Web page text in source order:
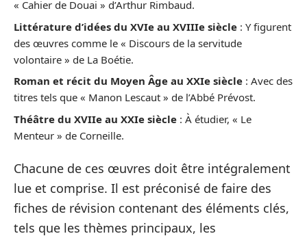
« Cahier de Douai » d’Arthur Rimbaud.
Littérature d’idées du XVIe au XVIIIe siècle : Y figurent
des œuvres comme le « Discours de la servitude
volontaire » de La Boétie.
Roman et récit du Moyen Âge au XXIe siècle : Avec des
titres tels que « Manon Lescaut » de l’Abbé Prévost.
Théâtre du XVIIe au XXIe siècle : À étudier, « Le
Menteur » de Corneille.
Chacune de ces œuvres doit être intégralement
lue et comprise. Il est préconisé de faire des
fiches de révision contenant des éléments clés,
tels que les thèmes principaux, les